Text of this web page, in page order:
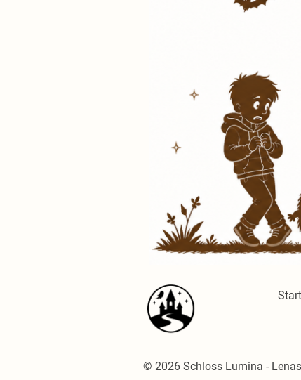
© 2026 Schloss Lumina -